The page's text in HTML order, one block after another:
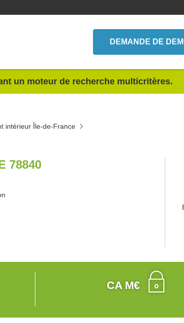
DEMANDE DE
un moteur de recherche multicritères.
intérieur Île-de-France
78840
CA M€